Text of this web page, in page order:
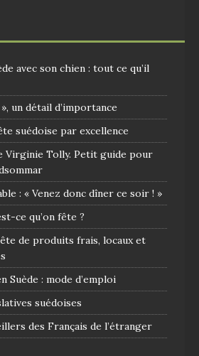
avec son chien : tout ce qu’il
un détail d’importance
suédoise par excellence
Virginie Tolly. Petit guide pour
: « Venez donc dîner ce soir ! »
ce qu’on fête ?
de produits frais, locaux et
Suède : mode d’emploi
suédoises
des Français de l’étranger